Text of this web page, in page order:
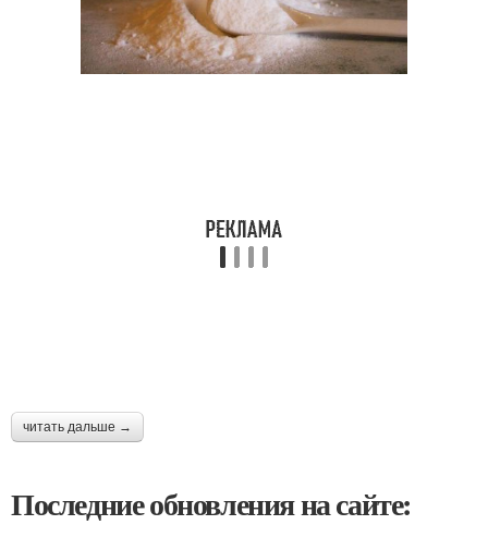
читать дальше →
Последние обновления на сайте: